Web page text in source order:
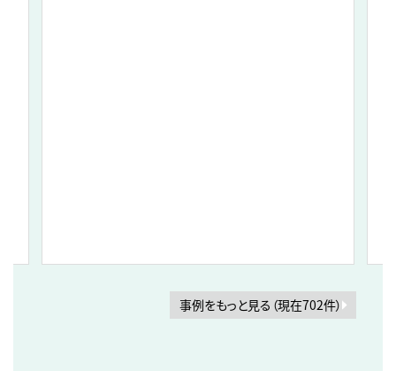
事例をもっと見る（現在702件）